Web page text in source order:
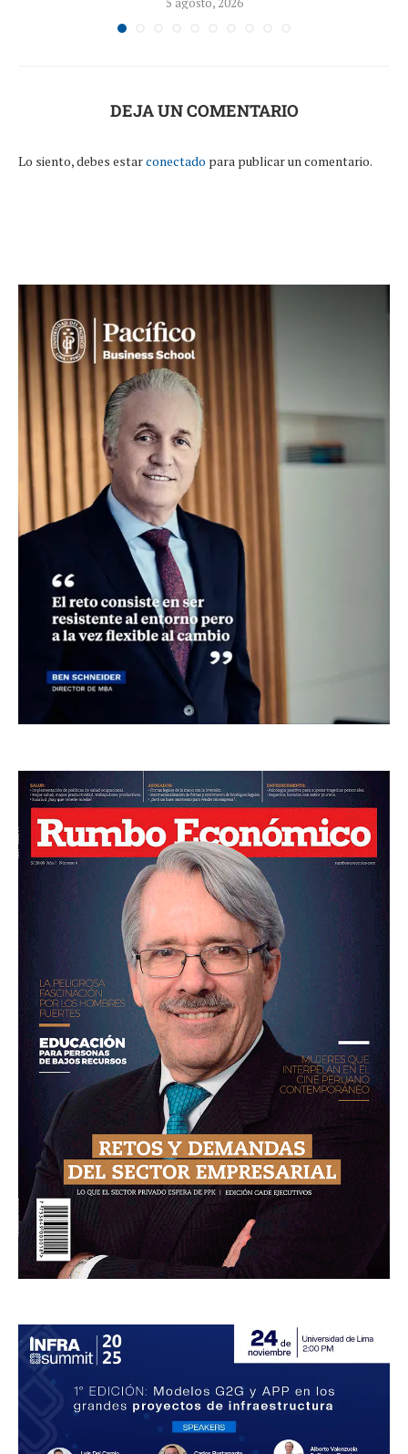
DEJA UN COMENTARIO
Lo siento, debes estarconectado para publicar un comentario.